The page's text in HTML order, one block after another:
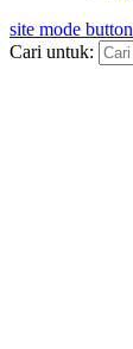
site mode button
Cari untuk: